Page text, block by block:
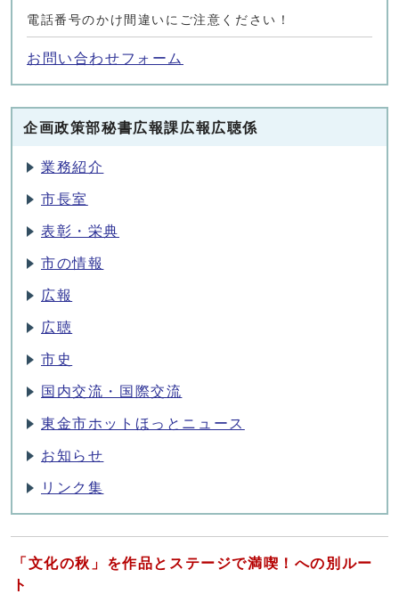
電話番号のかけ間違いにご注意ください！
お問い合わせフォーム
企画政策部秘書広報課広報広聴係
業務紹介
市長室
表彰・栄典
市の情報
広報
広聴
市史
国内交流・国際交流
東金市ホットほっとニュース
お知らせ
リンク集
「文化の秋」を作品とステージで満喫！への別ルー
ト